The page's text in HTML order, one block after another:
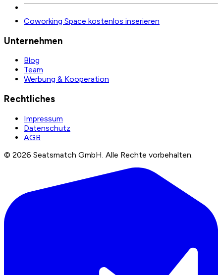
Coworking Space kostenlos inserieren
Unternehmen
Blog
Team
Werbung & Kooperation
Rechtliches
Impressum
Datenschutz
AGB
© 2026 Seatsmatch GmbH. Alle Rechte vorbehalten.